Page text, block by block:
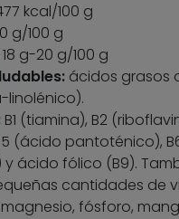
kcal/100 g
g/100 g
18 g-20 g/100 g
ácidos grasos
B1 (tiamina), B2
(ácido pantoténico),
y ácido fólico (B9).
cantidades de
magnesio, fósforo,